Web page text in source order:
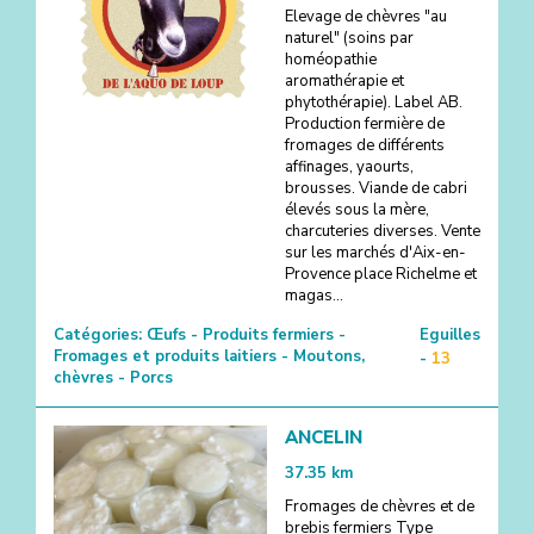
Elevage de chèvres "au
naturel" (soins par
homéopathie
aromathérapie et
phytothérapie). Label AB.
Production fermière de
fromages de différents
affinages, yaourts,
brousses. Viande de cabri
élevés sous la mère,
charcuteries diverses. Vente
sur les marchés d'Aix-en-
Provence place Richelme et
magas...
Catégories: Œufs - Produits fermiers -
Fromages et produits laitiers - Moutons,
chèvres - Porcs
Eguilles
- 13
ANCELIN
37.35 km
Fromages de chèvres et de
brebis fermiers Type